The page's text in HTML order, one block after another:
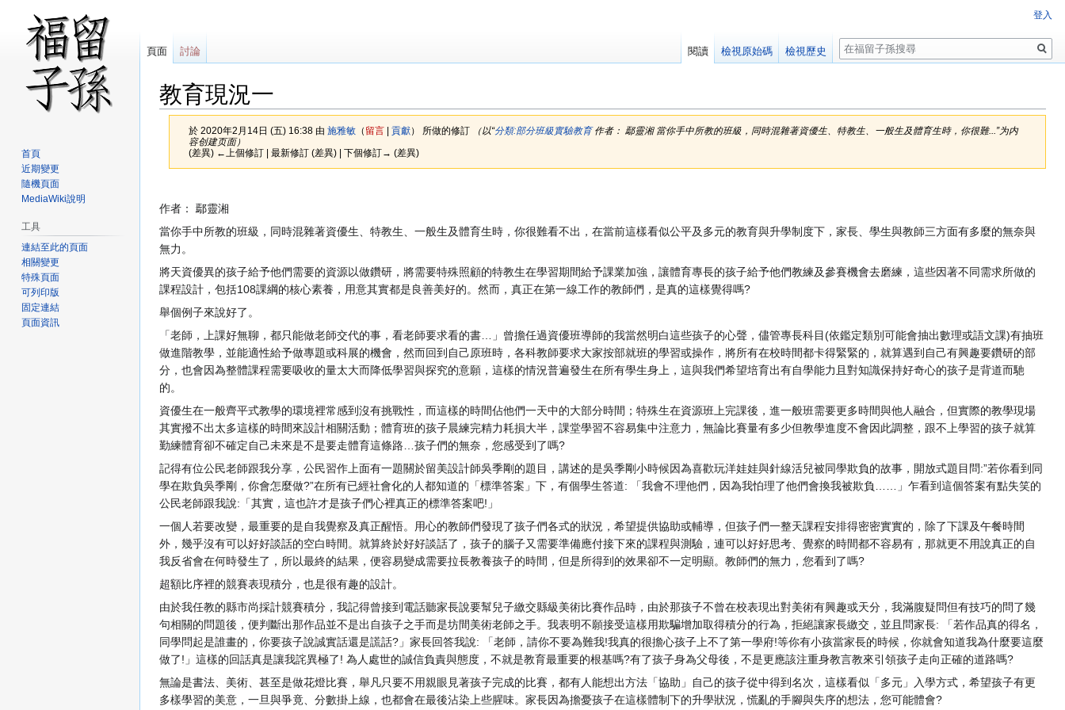
教育現況一
於 2020年2月14日 (五) 16:38 由 施雅敏（ 留言| 貢獻） 所做的修訂 （以“分類:部分班級實驗教育作者： 鄢靈湘 當你手中所教的班級，同時混雜著資優生、特教生、一般生及體育生時，你很難...”为内
容创建页面）
(差異) ←上個修訂 | 最新修訂 (差異) | 下個修訂→ (差異)
至
導
覽
至
搜
尋
作者： 鄢靈湘
當你手中所教的班級，同時混雜著資優生、特教生、一般生及體育生時，你很難看不出，在當前這樣看似公平及多元的教育與升學制度下，家長、學生與教師三方面有多麼的無奈與
無力。
將天資優異的孩子給予他們需要的資源以做鑽研，將需要特殊照顧的特教生在學習期間給予課業加強，讓體育專長的孩子給予他們教練及參賽機會去磨練，這些因著不同需求所做的
課程設計，包括108課綱的核心素養，用意其實都是良善美好的。然而，真正在第一線工作的教師們，是真的這樣覺得嗎?
舉個例子來說好了。
「老師，上課好無聊，都只能做老師交代的事，看老師要求看的書…」曾擔任過資優班導師的我當然明白這些孩子的心聲，儘管專長科目(依鑑定類別可能會抽出數理或語文課)有抽班
做進階教學，並能適性給予做專題或科展的機會，然而回到自己原班時，各科教師要求大家按部就班的學習或操作，將所有在校時間都卡得緊緊的，就算遇到自己有興趣要鑽研的部
分，也會因為整體課程需要吸收的量太大而降低學習與探究的意願，這樣的情況普遍發生在所有學生身上，這與我們希望培育出有自學能力且對知識保持好奇心的孩子是背道而馳
的。
資優生在一般齊平式教學的環境裡常感到沒有挑戰性，而這樣的時間佔他們一天中的大部分時間；特殊生在資源班上完課後，進一般班需要更多時間與他人融合，但實際的教學現場
其實撥不出太多這樣的時間來設計相關活動；體育班的孩子晨練完精力耗損大半，課堂學習不容易集中注意力，無論比賽量有多少但教學進度不會因此調整，跟不上學習的孩子就算
勤練體育卻不確定自己未來是不是要走體育這條路…孩子們的無奈，您感受到了嗎?
記得有位公民老師跟我分享，公民習作上面有一題關於留美設計師吳季剛的題目，講述的是吳季剛小時候因為喜歡玩洋娃娃與針線活兒被同學欺負的故事，開放式題目問:”若你看到同
學在欺負吳季剛，你會怎麼做?”在所有已經社會化的人都知道的「標準答案」下，有個學生答道: 「我會不理他們，因為我怕理了他們會換我被欺負……」乍看到這個答案有點失笑的
公民老師跟我說:「其實，這也許才是孩子們心裡真正的標準答案吧!」
一個人若要改變，最重要的是自我覺察及真正醒悟。用心的教師們發現了孩子們各式的狀況，希望提供協助或輔導，但孩子們一整天課程安排得密密實實的，除了下課及午餐時間
外，幾乎沒有可以好好談話的空白時間。就算終於好好談話了，孩子的腦子又需要準備應付接下來的課程與測驗，連可以好好思考、覺察的時間都不容易有，那就更不用說真正的自
我反省會在何時發生了，所以最終的結果，便容易變成需要拉長教養孩子的時間，但是所得到的效果卻不一定明顯。教師們的無力，您看到了嗎?
超額比序裡的競賽表現積分，也是很有趣的設計。
由於我任教的縣市尚採計競賽積分，我記得曾接到電話聽家長說要幫兒子繳交縣級美術比賽作品時，由於那孩子不曾在校表現出對美術有興趣或天分，我滿腹疑問但有技巧的問了幾
句相關的問題後，便判斷出那作品並不是出自孩子之手而是坊間美術老師之手。我表明不願接受這樣用欺騙增加取得積分的行為，拒絕讓家長繳交，並且問家長: 「若作品真的得名，
同學問起是誰畫的，你要孩子說誠實話還是謊話?」家長回答我說: 「老師，請你不要為難我!我真的很擔心孩子上不了第一學府!等你有小孩當家長的時候，你就會知道我為什麼要這麼
做了!」這樣的回話真是讓我詫異極了! 為人處世的誠信負責與態度，不就是教育最重要的根基嗎?有了孩子身為父母後，不是更應該注重身教言教來引領孩子走向正確的道路嗎?
無論是書法、美術、甚至是做花燈比賽，舉凡只要不用親眼見著孩子完成的比賽，都有人能想出方法「協助」自己的孩子從中得到名次，這樣看似「多元」入學方式，希望孩子有更
多樣學習的美意，一旦與爭竟、分數掛上線，也都會在最後沾染上些腥味。家長因為擔憂孩子在這樣體制下的升學狀況，慌亂的手腳與失序的想法，您可能體會?
登入
頁面 討論 閱讀 檢視原始碼 檢視歷史
搜
尋
首頁
近期變更
隨機頁面
MediaWiki說明
工具
連結至此的頁面
相關變更
特殊頁面
可列印版
固定連結
頁面資訊